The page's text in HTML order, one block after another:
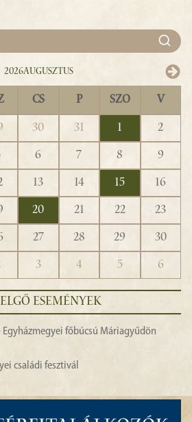
2026Augusztus
CS P SZO V
30 31 1
2
6 7 8
9
13 14 15
16
20 21 22
23
27 28 29
30
3 4 5 6
ESEMÉNYEK
főbúcsú Máriagyűdön
családi fesztivál